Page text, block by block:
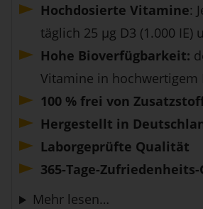
Hochdosierte Vitamine:
täglich 25 µg D3 (1.000 IE)
Hohe Bioverfügbarkeit:
Vitamine in hochwertigem
100 % frei von
Hergestellt in
Laborgeprüfte Qualität
365-Tage-
Mehr lesen…